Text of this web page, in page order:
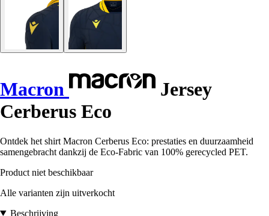
Macron
Jersey
Cerberus Eco
Ontdek het shirt Macron Cerberus Eco: prestaties en duurzaamheid
samengebracht dankzij de Eco-Fabric van 100% gerecycled PET.
Product niet beschikbaar
Alle varianten zijn uitverkocht
Beschrijving